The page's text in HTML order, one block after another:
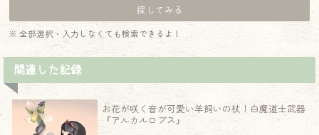
※ 全部選択・入力しなくても検索できるよ！
関連した記録
お花が咲く音が可愛い羊飼いの杖！白魔道士武器
『アルカルロプス』